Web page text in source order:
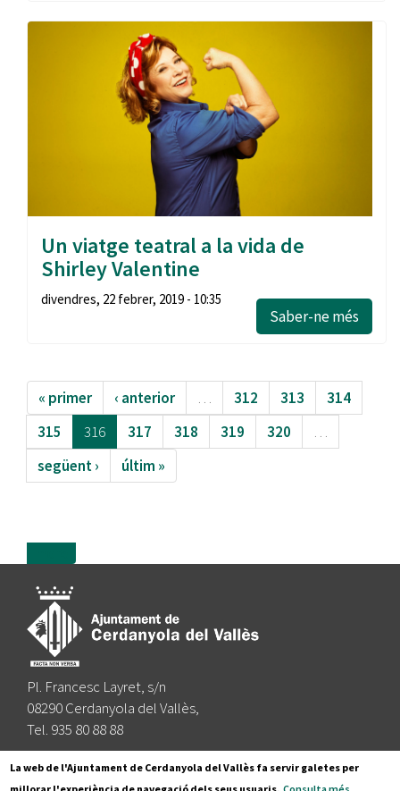
Un viatge teatral a la vida de
Shirley Valentine
divendres, 22 febrer, 2019 - 10:35
Saber-ne més
« primer ‹ anterior … 312 313
314
315
316 317 318 319 320
…
següent ›
últim »
Pl. Francesc Layret, s/n
08290 Cerdanyola del Vallès,
Tel. 935 80 88 88
Segueix-nos a:
La web de l'Ajuntament de Cerdanyola del Vallès fa servir galetes per